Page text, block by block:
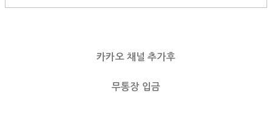
카카오 채널 추가후
무통장 입금